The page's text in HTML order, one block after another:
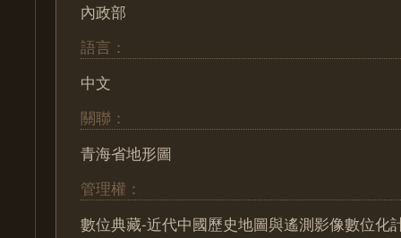
內政部
語言：
中文
關聯：
青海省地形圖
管理權：
數位典藏-近代中國歷史地圖與遙測影像數位化